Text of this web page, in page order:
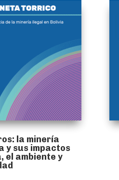
la minería
y sus impactos
el ambiente y